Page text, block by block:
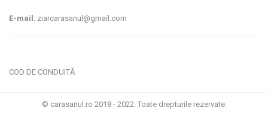
E-mail: ziarcarasanul@gmail.com
COD DE CONDUITĂ
© carasanul.ro 2018 - 2022. Toate drepturile rezervate.